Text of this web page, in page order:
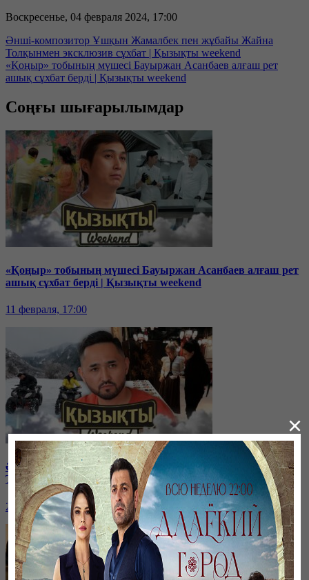
Воскресенье, 04 февраля 2024, 17:00
Әнші-композитор Ұшқын Жамалбек пен жұбайы Жайна
Толқынмен эксклюзив сұхбат | Қызықты weekend
«Қоңыр» тобының мүшесі Бауыржан Асанбаев алғаш рет
ашық сұхбат берді | Қызықты weekend
Соңғы шығарылымдар
«Қоңыр» тобының мүшесі Бауыржан Асанбаев алғаш рет
ашық сұхбат берді | Қызықты weekend
11 февраля, 17:00
Әнші-композитор Ұшқын Жамалбек пен жұбайы Жайна
Толқынмен эксклюзив сұхбат | Қызықты weekend
28 января, 17:00
×